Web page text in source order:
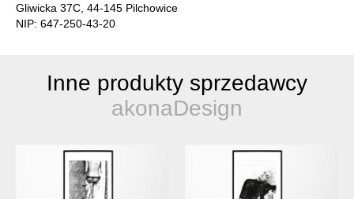
Gliwicka 37C, 44-145 Pilchowice
NIP: 647-250-43-20
Inne produkty sprzedawcy
akonaDesign